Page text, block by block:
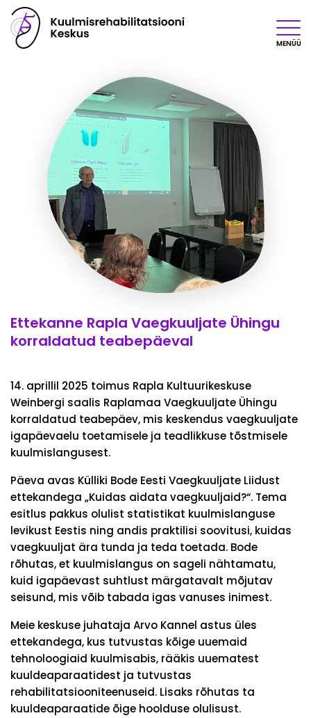
MENÜÜ
Ettekanne Rapla Vaegkuuljate Ühingu
korraldatud teabepäeval
14. aprillil 2025 toimus Rapla Kultuurikeskuse
Weinbergi saalis Raplamaa Vaegkuuljate Ühingu
korraldatud teabepäev, mis keskendus vaegkuuljate
igapäevaelu toetamisele ja teadlikkuse tõstmisele
kuulmislangusest.
Päeva avas Külliki Bode Eesti Vaegkuuljate Liidust
ettekandega „Kuidas aidata vaegkuuljaid?“. Tema
esitlus pakkus olulist statistikat kuulmislanguse
levikust Eestis ning andis praktilisi soovitusi, kuidas
vaegkuuljat ära tunda ja teda toetada. Bode
rõhutas, et kuulmislangus on sageli nähtamatu,
kuid igapäevast suhtlust märgatavalt mõjutav
seisund, mis võib tabada igas vanuses inimest.
Meie keskuse juhataja Arvo Kannel astus üles
ettekandega, kus tutvustas kõige uuemaid
tehnoloogiaid kuulmisabis, rääkis uuematest
kuuldeaparaatidest ja tutvustas
rehabilitatsiooniteenuseid. Lisaks rõhutas ta
kuuldeaparaatide õige hoolduse olulisust.